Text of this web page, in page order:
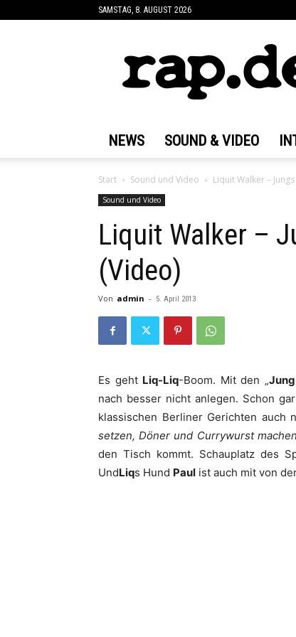
SAMSTAG, 8. AUGUST 2026
NEWS SOUND & VIDEO
Start Sound und Video Liquit Walker –
Sound und Video
Liquit Walker –
(Video)
Von admin - 5. April 2013
Es geht Liq-Liq-Boom. Mit den „
nach besser nicht anlegen. Schon
klassischen Berliner Gerichten auch
setzen, Döner und Currywurst
den Tisch kommt. Schauplatz des
UndLiqs Hund Paul ist auch mit von